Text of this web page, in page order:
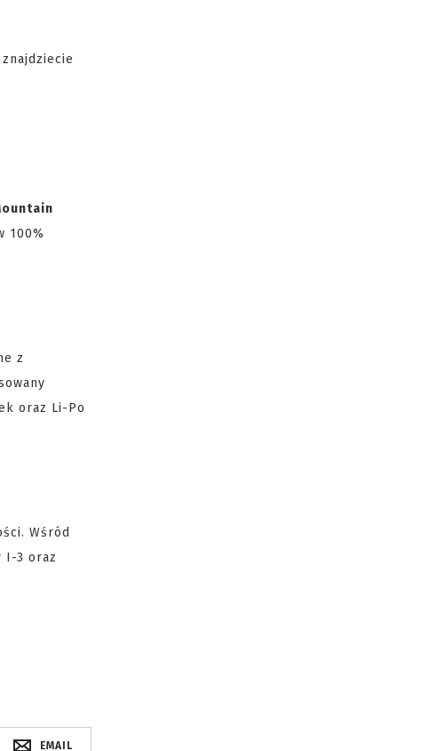
100%
z
oraz Li-Po
Wśród
I-3 oraz
EMAIL